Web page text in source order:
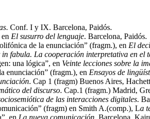
. Conf. I y IX. Barcelona, Paidós.
El susurro del lenguaje. Barcelona, Paidós.
de la enunciación” (fragm.), en El
in fabula. La cooperación interpretativa en el
una lógica”, en Veinte lecciones sobre la
enunciación” (fragm.), en Ensayos de
. Cap 1 (fragm) Buenos Aires,
del discurso. Cap.1 (fragm.) Madrid,
de las interacciones digitales.
(fragm) en Smith A.(comp.), La